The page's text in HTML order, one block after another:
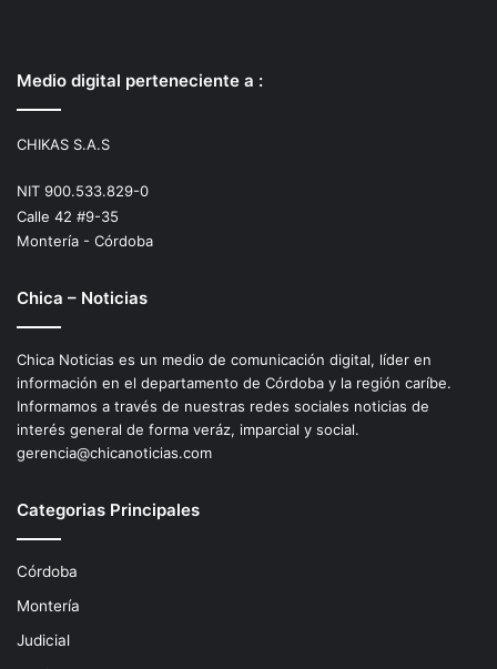
Medio digital perteneciente a :
CHIKAS S.A.S
NIT 900.533.829-0
Calle 42 #9-35
Montería - Córdoba
Chica – Noticias
Chica Noticias es un medio de comunicación digital, líder en
información en el departamento de Córdoba y la región caríbe.
Informamos a través de nuestras redes sociales noticias de
interés general de forma veráz, imparcial y social.
gerencia@chicanoticias.com
Categorias Principales
Córdoba
Montería
Judicial